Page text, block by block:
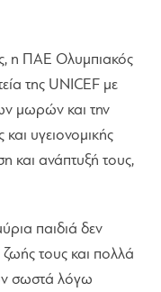
η ΠΑΕ Ολυμπιακός
της UNICEF με
μωρών και την
υγειονομικής
και ανάπτυξή τους,
παιδιά δεν
τους και πολλά
σωστά λόγω